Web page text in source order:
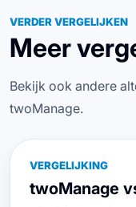
VERDER VERGELIJKEN
Meer
Bekijk ook andere
twoManage.
VERGELIJKING
twoManage